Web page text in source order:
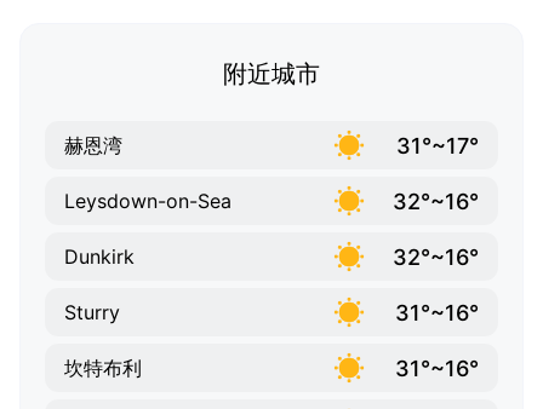
附近城市
赫恩湾 31°~17°
Leysdown-on-Sea 32°~16°
Dunkirk 32°~16°
Sturry 31°~16°
坎特布利 31°~16°